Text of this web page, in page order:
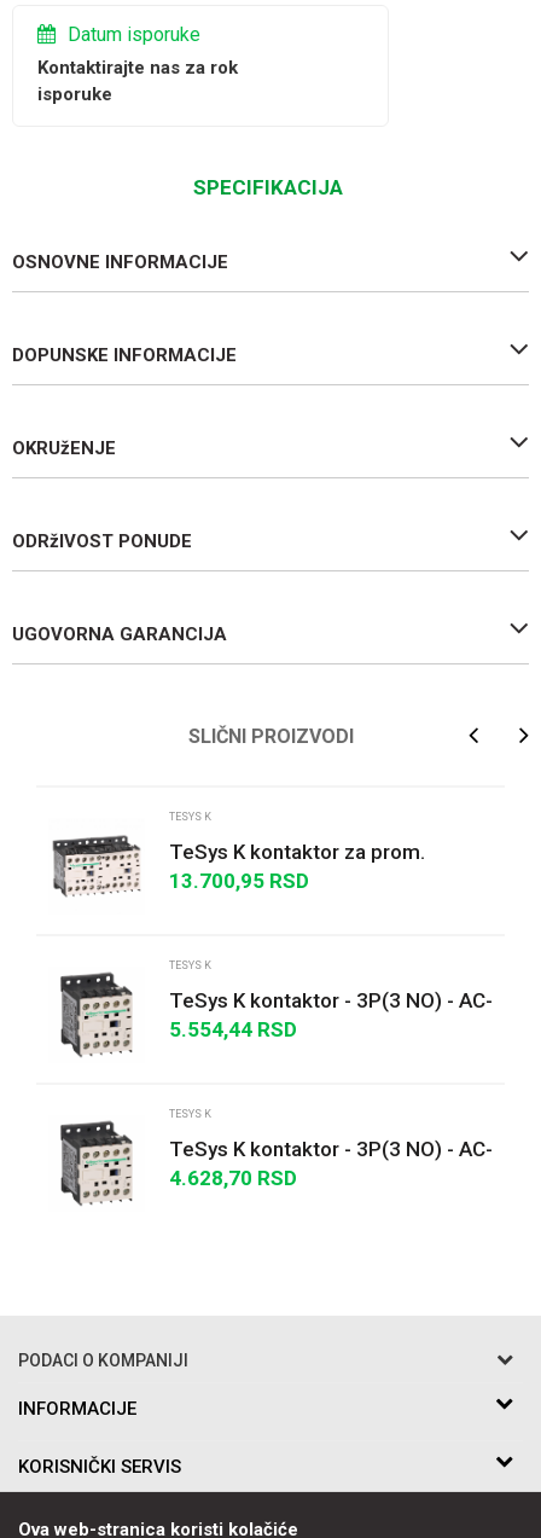
Datum isporuke
Kontaktirajte nas za rok
isporuke
SPECIFIKACIJA
OSNOVNE INFORMACIJE
DOPUNSKE INFORMACIJE
OKRUžENJE
ODRžIVOST PONUDE
UGOVORNA GARANCIJA
Poruka
SLIČNI PROIZVODI
TESYS K
TeSys K kontaktor za prom.
smera- 3P(3NO)- AC-3 - <= 440 V
13.700,95 RSD
TESYS K
TeSys K kontaktor - 3P(3 NO) - AC-
3 - <= 440 V 12 A - 24 V DC kalem
5.554,44 RSD
TESYS K
TeSys K kontaktor - 3P(3 NO) - AC-
3 - <= 440 V 6 A - 24 V DC kalem
4.628,70 RSD
PODACI O KOMPANIJI
Razo DOO
Bakarska br.5
Telefon:
INFORMACIJE
KORISNIČKI SERVIS
PRATITE NAS
Ova web-stranica koristi kolačiće